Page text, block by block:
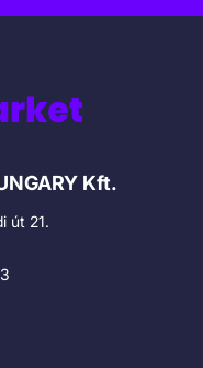
Kft.
út 21.